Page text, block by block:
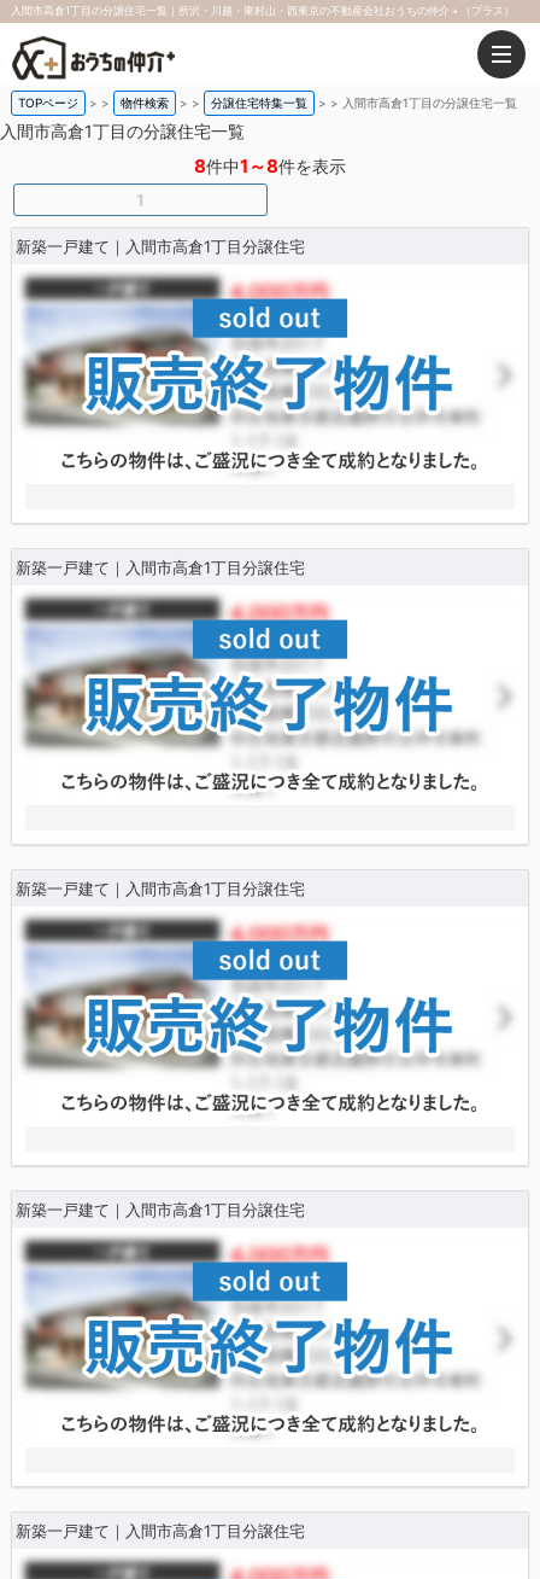
入間市高倉1丁目の分譲住宅一覧｜所沢・川越・東村山・西東京の不動産会社おうちの仲介＋（プラス）
TOPページ > 物件検索 > 分譲住宅特集一覧 > 入間市高倉1丁目の分譲住宅一覧
入間市高倉1丁目の分譲住宅一覧
8件中1～8件を表示
1
新築一戸建て｜入間市高倉1丁目分譲住宅
新築一戸建て｜入間市高倉1丁目分譲住宅
新築一戸建て｜入間市高倉1丁目分譲住宅
新築一戸建て｜入間市高倉1丁目分譲住宅
新築一戸建て｜入間市高倉1丁目分譲住宅